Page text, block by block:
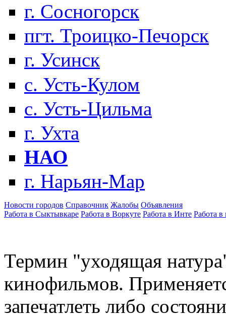
г. Сосногорск
пгт. Троицко-Печорск
г. Усинск
с. Усть-Кулом
с. Усть-Цильма
г. Ухта
НАО
г. Нарьян-Мар
Новости городов Справочник Жалобы Объявления
Работа в Сыктывкаре Работа в Воркуте Работа в Инте Работа в
Термин "уходящая
кинофильмов.
запечатлеть либо